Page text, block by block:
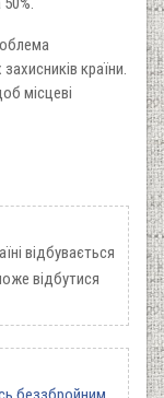
країни.
місцеві
відбувається
відбутися